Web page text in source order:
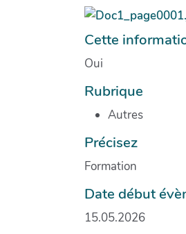
Cette
Oui
Rubrique
Autres
Précisez
Formation
Date début
15.05.2026